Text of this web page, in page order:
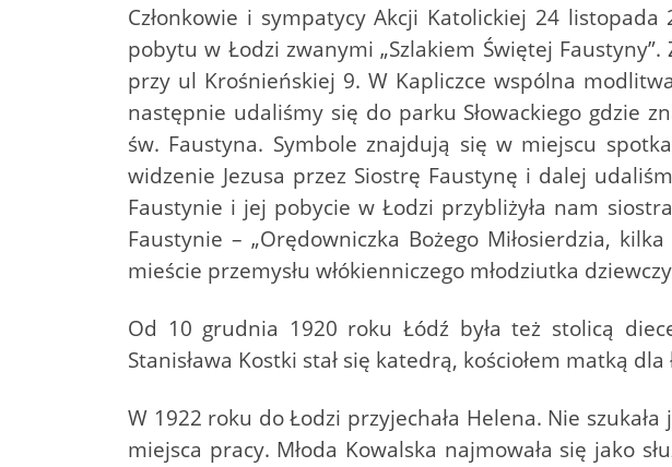
Członkowie i sympatycy Akcji Katolickiej 24
pobytu w Łodzi zwanymi „Szlakiem Świętej
przy ul Krośnieńskiej 9. W Kapliczce wspólna
następnie udaliśmy się do parku Słowackiego gdzie
św. Faustyna. Symbole znajdują się w miejscu
widzenie Jezusa przez Siostrę Faustynę i dalej
Faustynie i jej pobycie w Łodzi przybliżyła nam
Faustynie – „Orędowniczka Bożego Miłosierdzia,
mieście przemysłu włókienniczego młodziutka
Od 10 grudnia 1920 roku Łódź była też stolicą
Stanisława Kostki stał się katedrą, kościołem matką
W 1922 roku do Łodzi przyjechała Helena. Nie
miejsca pracy. Młoda Kowalska najmowała się jako